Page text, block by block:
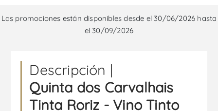
Las promociones están disponibles desde el 30/06/2026 hasta
el 30/09/2026
Descripción |
Quinta dos Carvalhais
Tinta Roriz - Vino Tinto